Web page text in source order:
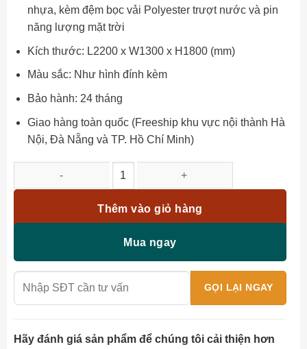
nhựa, kèm đệm bọc vải Polyester trượt nước và pin
năng lượng mặt trời
Kích thước: L2200 x W1300 x H1800 (mm)
Màu sắc: Như hình đính kèm
Bảo hành: 24 tháng
Giao hàng toàn quốc (Freeship khu vực nội thành Hà
Nội, Đà Nẵng và TP. Hồ Chí Minh)
Thêm vào giỏ hàng
Mua ngay
Hãy đánh giá sản phẩm để chúng tôi cải thiện hơn